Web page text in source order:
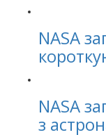
NASA
NASA
з